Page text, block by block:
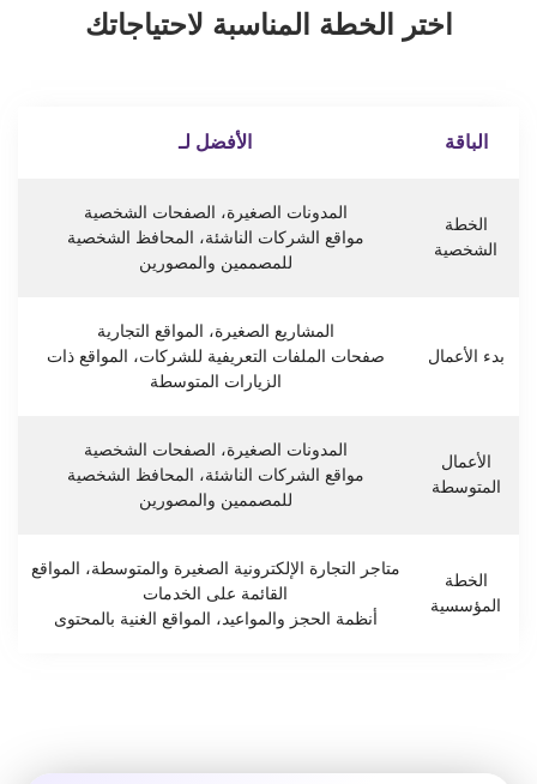
اختر الخطة المناسبة لاحتياجاتك
الباقة الأفضل لـ
الخطة
الشخصية
المدونات الصغيرة، الصفحات الشخصية
مواقع الشركات الناشئة، المحافظ الشخصية
للمصممين والمصورين
بدء الأعمال
المشاريع الصغيرة، المواقع التجارية
صفحات الملفات التعريفية للشركات، المواقع ذات
الزيارات المتوسطة
الأعمال
المتوسطة
المدونات الصغيرة، الصفحات الشخصية
مواقع الشركات الناشئة، المحافظ الشخصية
للمصممين والمصورين
الخطة
المؤسسية
متاجر التجارة الإلكترونية الصغيرة والمتوسطة، المواقع
القائمة على الخدمات
أنظمة الحجز والمواعيد، المواقع الغنية بالمحتوى